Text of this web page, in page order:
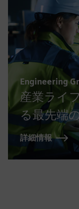
Engineering
産業ライ
る最先端
詳細情報